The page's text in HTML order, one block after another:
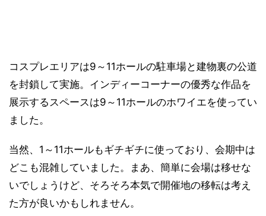
コスプレエリアは9～11ホールの駐車場と建物裏の公道
を封鎖して実施。インディーコーナーの優秀な作品を
展示するスペースは9～11ホールのホワイエを使ってい
ました。
当然、1～11ホールもギチギチに使っており、会期中は
どこも混雑していました。まあ、簡単に会場は移せな
いでしょうけど、そろそろ本気で開催地の移転は考え
た方が良いかもしれません。